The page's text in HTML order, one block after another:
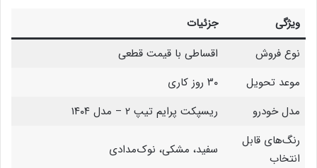
ویژگی
جزئیات
نوع فروش
اقساطی با قیمت قطعی
موعد تحویل
۳۰ روز کاری
مدل خودرو
ریسپکت پرایم تیپ ۲ – مدل ۱۴۰۴
رنگ‌های قابل
انتخاب
سفید، مشکی، نوک‌مدادی